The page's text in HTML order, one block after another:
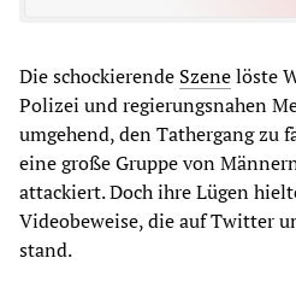
Die schockierende Szenelöste
Polizei und regierungsnahen
umgehend, den Tathergang zu
eine große Gruppe von
attackiert. Doch ihre Lügen
Videobeweise, die auf Twitter
stand.